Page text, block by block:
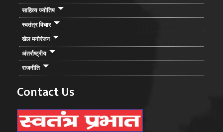
साहित्य ज्योतिष
स्वतंत्र विचार
खेल मनोरंजन
अंतर्राष्ट्रीय
राजनीति
Contact Us